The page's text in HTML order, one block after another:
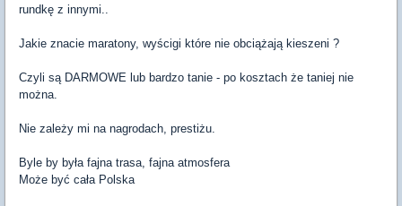
rundkę z innymi..
Jakie znacie maratony, wyścigi które nie obciążają kieszeni ?
Czyli są DARMOWE lub bardzo tanie - po kosztach że taniej nie
można.
Nie zależy mi na nagrodach, prestiżu.
Byle by była fajna trasa, fajna atmosfera
Może być cała Polska